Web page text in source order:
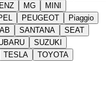
MG
MINI
PEUGEOT
Piaggio
SANTANA
SEAT
SUZUKI
TESLA
TOYOTA